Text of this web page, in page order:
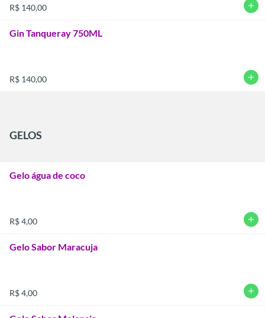
R$ 140,00 add
Gin Tanqueray 750ML
R$ 140,00 add
GELOS
Gelo água de coco
R$ 4,00 add
Gelo Sabor Maracuja
R$ 4,00 add